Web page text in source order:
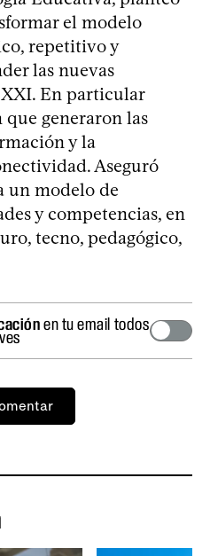
el modelo
repetitivo y
las nuevas
En particular
generaron las
y la
Aseguró
un modelo de
y competencias, en
tecno, pedagógico,
en tu email todos